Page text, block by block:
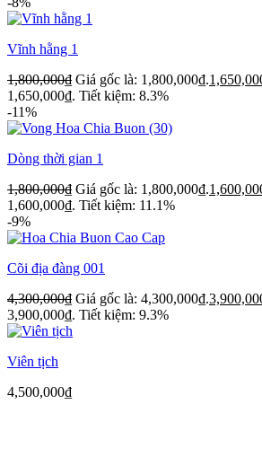
Vĩnh hằng 1
1,800,000₫ Giá gốc là: 1,800,000₫.
1,650,000₫. Tiết kiệm: 8.3%
-11%
Dòng thời gian 1
1,800,000₫ Giá gốc là: 1,800,000₫.
1,600,000₫. Tiết kiệm: 11.1%
-9%
Cõi địa đàng 001
4,300,000₫ Giá gốc là: 4,300,000₫.
3,900,000₫. Tiết kiệm: 9.3%
Viên tịch
4,500,000₫